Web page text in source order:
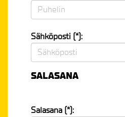
Sähköposti (*):
SALASANA
Salasana (*):